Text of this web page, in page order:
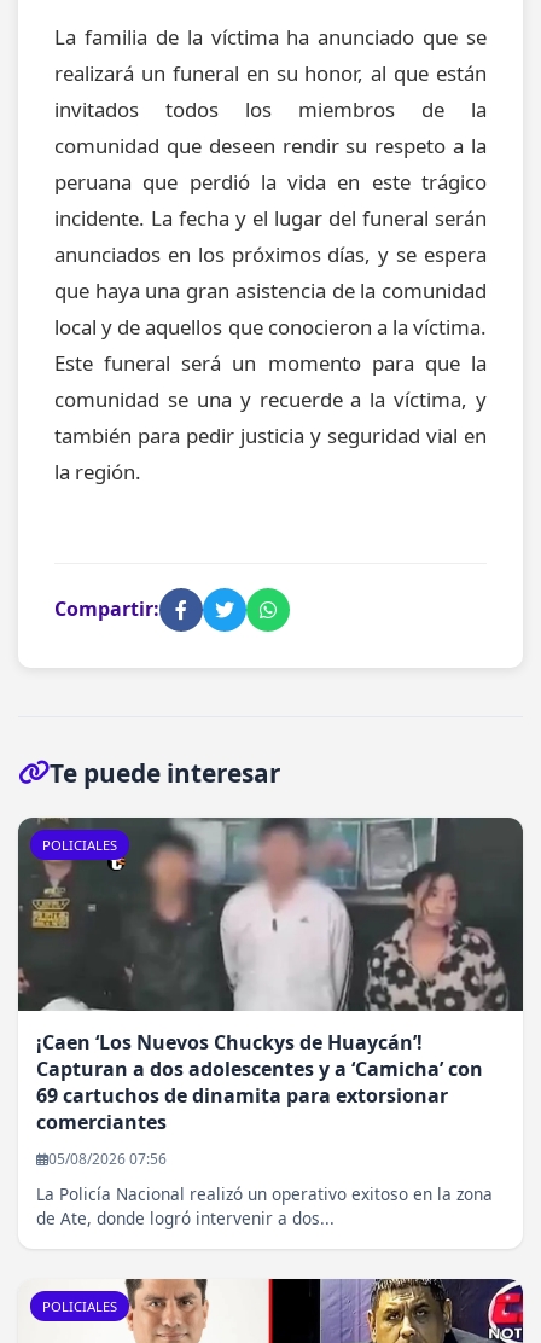
La familia de la víctima ha anunciado que se
realizará un funeral en su honor, al que están
invitados todos los miembros de la
comunidad que deseen rendir su respeto a la
peruana que perdió la vida en este trágico
incidente. La fecha y el lugar del funeral serán
anunciados en los próximos días, y se espera
que haya una gran asistencia de la comunidad
local y de aquellos que conocieron a la víctima.
Este funeral será un momento para que la
comunidad se una y recuerde a la víctima, y
también para pedir justicia y seguridad vial en
la región.
Compartir:
Te puede interesar
POLICIALES
¡Caen ‘Los Nuevos Chuckys de Huaycán’!
Capturan a dos adolescentes y a ‘Camicha’ con
69 cartuchos de dinamita para extorsionar
comerciantes
05/08/2026 07:56
La Policía Nacional realizó un operativo exitoso en la zona
de Ate, donde logró intervenir a dos...
POLICIALES